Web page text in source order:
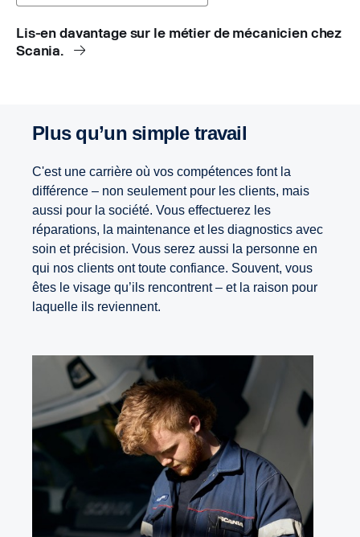
Lis-en davantage sur le métier de mécanicien chez
Scania.
Plus qu’un simple travail
C'est une carrière où vos compétences font la
différence – non seulement pour les clients, mais
aussi pour la société. Vous effectuerez les
réparations, la maintenance et les diagnostics avec
soin et précision. Vous serez aussi la personne en
qui nos clients ont toute confiance. Souvent, vous
êtes le visage qu’ils rencontrent – et la raison pour
laquelle ils reviennent.